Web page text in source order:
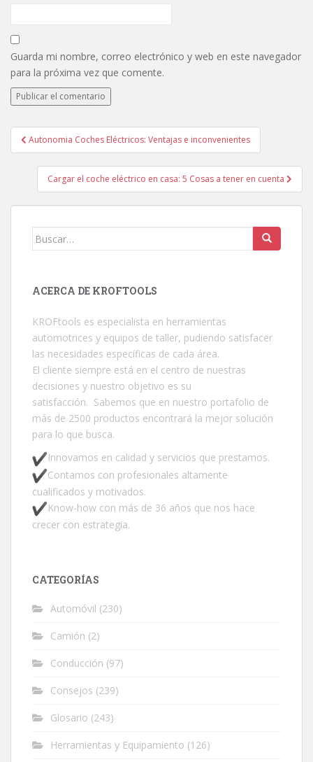
Guarda mi nombre, correo electrónico y web en este navegador
para la próxima vez que comente.
Navegación de entradas
Autonomia Coches Eléctricos: Ventajas e inconvenientes
Cargar el coche eléctrico en casa: 5 Cosas a tener en cuenta
Buscar:
ACERCA DE KROFTOOLS
KROFtools es especialista en herramientas
automotrices y equipos de taller, pudiendo satisfacer
las necesidades específicas de cada área.
El cliente siempre está en el centro de nuestras
decisiones y nuestro objetivo es su
satisfacción. Sabemos que en nuestro portafolio de
más de 2500 productos encontrará la mejor solución
para lo que busca.
Innovamos en calidad y servicios que prestamos.
Contamos con profesionales altamente
cualificados y motivados.
Know-how con más de 36 años que nos hace
crecer con estrategia.
CATEGORÍAS
Automóvil (230)
Camión (2)
Conducción (97)
Consejos (239)
Glosario (243)
Herramientas y Equipamiento (126)